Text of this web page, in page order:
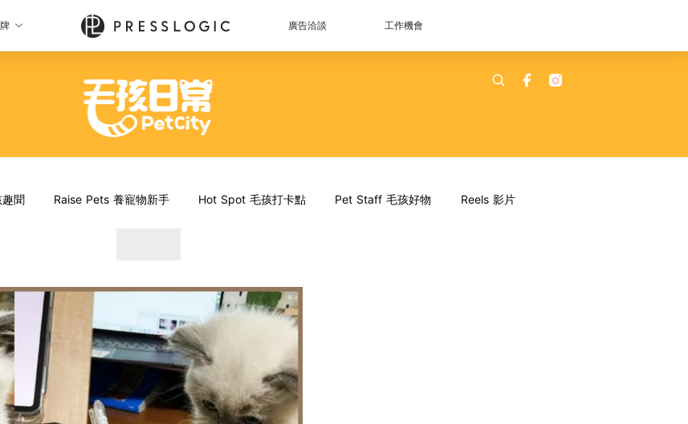
廣告洽談 工作機會
聞 Raise Pets 養寵物新手 Hot Spot 毛孩打卡點 Pet Staff 毛孩好物 Reels 影片